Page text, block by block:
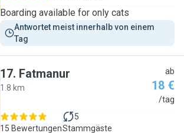
Boarding available for only cats
Antwortet meist innerhalb von einem
Tag
17. Fatmanur
1.8 km
ab
18 €
/tag
15 Bewertungen
5
Stammgäste